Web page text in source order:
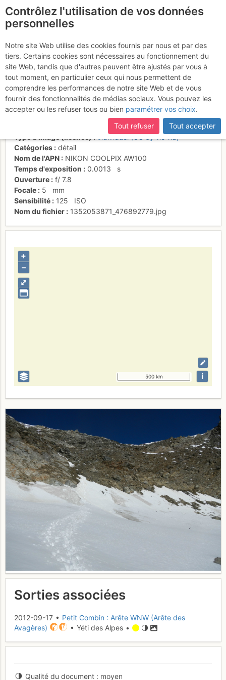
Petit col rocheux avant
le sommet
Activités
Date/heure
individuel (CC by-nc-nd)
Catégories
détail
Nom de l'APN
NIKON COOLPIX AW100
Temps d'exposition
0.0013
s
Ouverture
f/ 7.8
Focale
5
mm
Sensibilité
125
ISO
Nom du fichier
1352053871_476892779.jpg
⤢
+
–
500 km i
Sorties associées
2012-09-17 • Petit Combin : Arête WNW (Arête des
Avagères)
• Yéti des Alpes •
Qualité du document moyen
Contrôlez l'utilisation de vos données
personnelles
Notre site Web utilise des cookies fournis par nous et par des
tiers. Certains cookies sont nécessaires au fonctionnement du
site Web, tandis que d'autres peuvent être ajustés par vous à
tout moment, en particulier ceux qui nous permettent de
comprendre les performances de notre site Web et de vous
fournir des fonctionnalités de médias sociaux. Vous pouvez les
accepter ou les refuser tous ou bien paramétrer vos choix.
Tout refuser
Tout accepter